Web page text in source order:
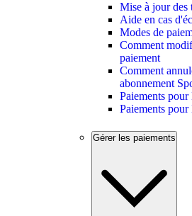
Mise à jour des
Aide en cas
Modes de
Comment
paiement
Comment
abonnement
Paiements
Paiements
Gérer les paiements